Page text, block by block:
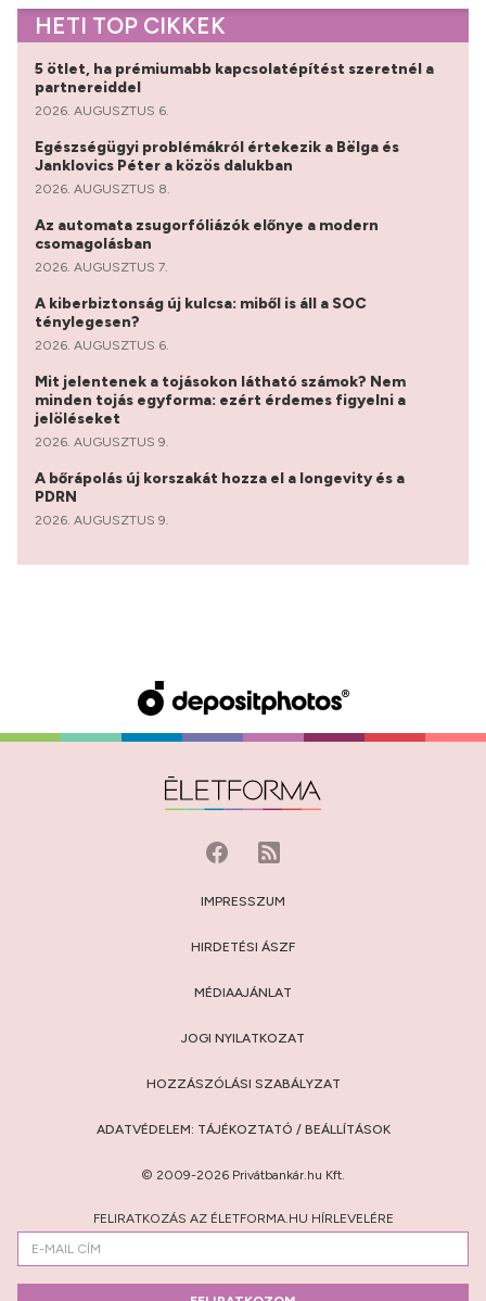
HETI TOP CIKKEK
5 ötlet, ha prémiumabb kapcsolatépítést szeretnél a
partnereiddel
2026. AUGUSZTUS 6.
Egészségügyi problémákról értekezik a Bëlga és
Janklovics Péter a közös dalukban
2026. AUGUSZTUS 8.
Az automata zsugorfóliázók előnye a modern
csomagolásban
2026. AUGUSZTUS 7.
A kiberbiztonság új kulcsa: miből is áll a SOC
ténylegesen?
2026. AUGUSZTUS 6.
Mit jelentenek a tojásokon látható számok? Nem
minden tojás egyforma: ezért érdemes figyelni a
jelöléseket
2026. AUGUSZTUS 9.
A bőrápolás új korszakát hozza el a longevity és a
PDRN
2026. AUGUSZTUS 9.
IMPRESSZUM
HIRDETÉSI ÁSZF
MÉDIAAJÁNLAT
JOGI NYILATKOZAT
HOZZÁSZÓLÁSI SZABÁLYZAT
ADATVÉDELEM: TÁJÉKOZTATÓ / BEÁLLÍTÁSOK
© 2009-2026 Privátbankár.hu Kft.
FELIRATKOZÁS AZ ÉLETFORMA.HU HÍRLEVELÉRE